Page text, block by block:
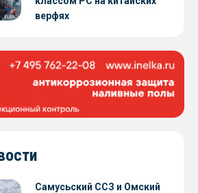
верфях
Самусьский ССЗ и Омский